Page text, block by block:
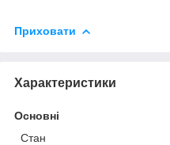
Приховати
Характеристики
Основні
Стан